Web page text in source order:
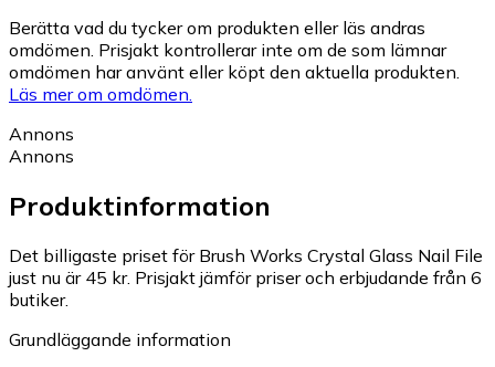
Berätta vad du tycker om produkten eller läs andras
omdömen. Prisjakt kontrollerar inte om de som lämnar
omdömen har använt eller köpt den aktuella produkten.
Läs mer om omdömen.
Annons
Annons
Produktinformation
Det billigaste priset för Brush Works Crystal Glass Nail File
just nu är 45 kr. Prisjakt jämför priser och erbjudande från 6
butiker.
Grundläggande information